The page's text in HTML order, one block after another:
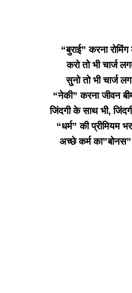
“बुराई” करना
करो तो भी चार्ज
सुनो तो भी चार्ज
“नेकी” करना जीवन
जिंदगी के साथ भी,
“धर्म” की प्रीमियम
अच्छे कर्म का”बोनस”